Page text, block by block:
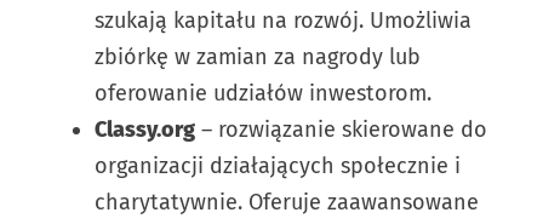
szukają kapitału na rozwój. Umożliwia
zbiórkę w zamian za nagrody lub
oferowanie udziałów inwestorom.
Classy.org – rozwiązanie skierowane do
organizacji działających społecznie i
charytatywnie. Oferuje zaawansowane